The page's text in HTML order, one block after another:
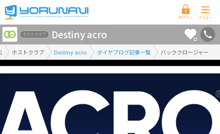
香
川
県
版
ホストクラブ Destiny acro ダイヤブログ記事一覧 バッククロージャー
ホストクラブ Destiny acro